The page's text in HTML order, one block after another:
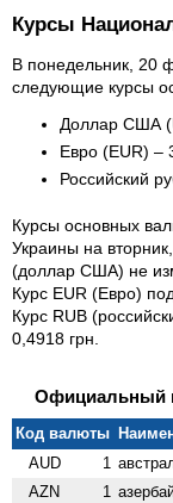
Курсы
В понедельник, 20
следующие курсы
Доллар США
Евро (EUR) –
Российский
Курсы основных
Украины на
(доллар США) не
Курс EUR (Евро)
Курс RUB
0,4918 грн.
Официальный
Код валюты
AUD
1
AZN 1